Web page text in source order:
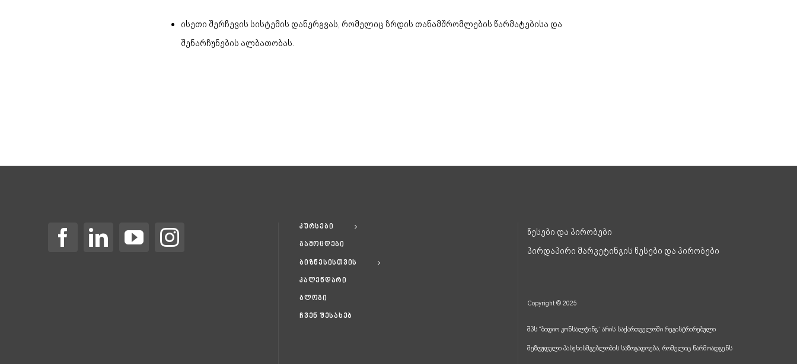
ისეთი შერჩევის სისტემის დანერგვას, რომელიც ზრდის თანამშრომლების წარმატებისა და
შენარჩუნების ალბათობას.
კურსები
გამოცდები
ბიზნესისთვის
კალენდარი
ბლოგი
ჩვენ შესახებ
წესები და პირობები
პირდაპირი მარკეტინგის წესები და პირობები
Copyright © 2025
შპს “ბიდიო კონსალტინგ” არის საქართველოში რეგისტრირებული
შეზღუდული პასუხისმგებლობის საზოგადოება, რომელიც წარმოადგენს